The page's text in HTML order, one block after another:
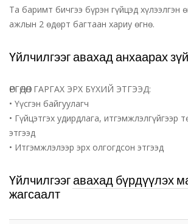
Та баримт бичгээ бүрэн гүйцэд хүлээлгэн
ажлын 2 өдөрт багтаан хариу өгнө.
Үйлчилгээг авахад анхаарах
ӨРГӨДӨЛ ГАРГАХ ЭРХ БҮХИЙ ЭТГЭЭД:
• Үүсгэн байгуулагч
• Гүйцэтгэх удирдлага, итгэмжлэлгүйгээр
этгээд
• Итгэмжлэлээр эрх олгогдсон этгээд
Үйлчилгээг авахад бүрдүүлэх
жагсаалт